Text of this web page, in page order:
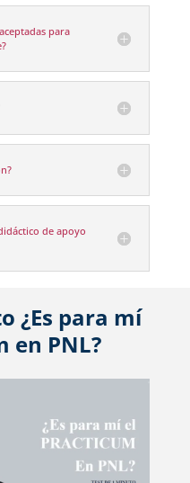
para
de apoyo
¿Es para mí
en PNL?